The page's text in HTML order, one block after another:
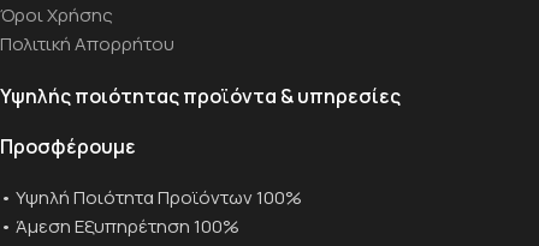
Όροι Χρήσης
Πολιτική Απορρήτου
Υψηλής ποιότητας προϊόντα & υπηρεσίες
Προσφέρουμε
• Υψηλή Ποιότητα Προϊόντων 100%
• Άμεση Εξυπηρέτηση 100%